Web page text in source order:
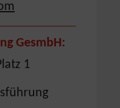
GesmbH:
1